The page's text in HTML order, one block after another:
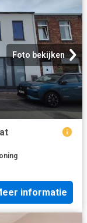
Foto bekijken
informatie